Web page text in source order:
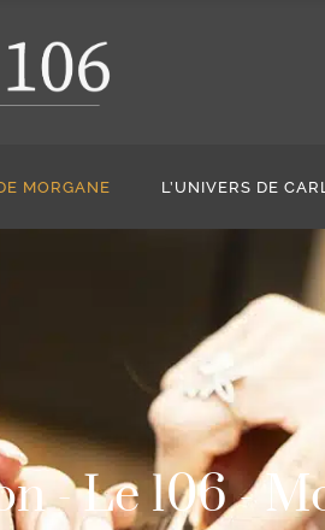
MORGANE L’UNIVERS DE
- Le 106 -